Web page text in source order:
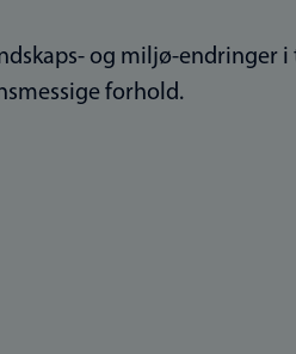
og miljø-
forhold.